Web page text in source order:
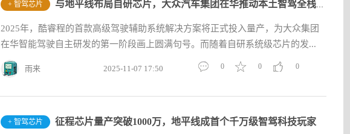
+ 智驾芯片 与地平线布局自研芯片，大众汽车集团在华推动本土智驾全栈研发
2025年，酷睿程的首款高级驾驶辅助系统解决方案将正式投入量产，为大众集团
在华智能驾驶自主研发的第一阶段画上圆满句号。而随着自研系统级芯片的发...
雨来 2025-11-07 17:50 0
0
0
+ 智驾芯片 征程芯片量产突破1000万，地平线成首个千万级智驾科技玩家